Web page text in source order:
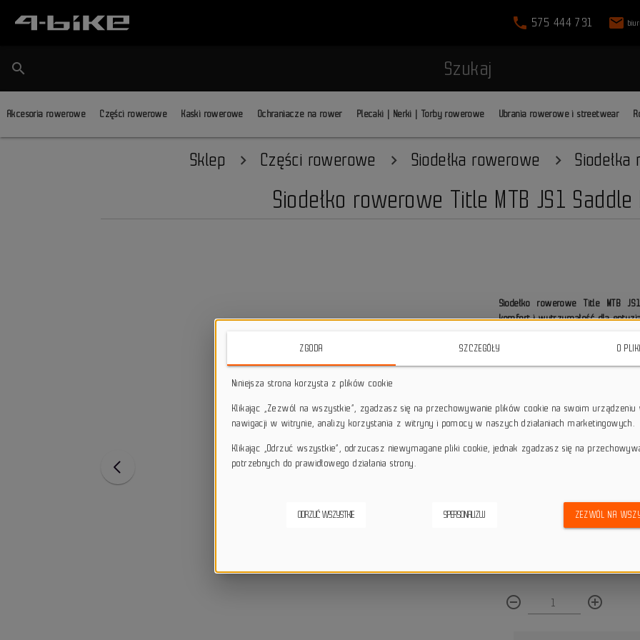
phone 575 444 731 mail
search Szukaj
Akcesoria rowerowe Części rowerowe Kaski rowerowe Ochraniacze na rower Plecaki | Nerki | Torby rowerowe Ubrania rowerowe i streetwear
Sklep Części rowerowe Siodełka rowerowe
Siodełko rowerowe Title MTB JS1
Siodełko rowerowe Title MTB
komfort i wytrzymałość dla
materiałów, idealnie nadaje
freeride.
local_shipping Darmowa dostawa przy
remove_circle_outline add_circle_outline
ZGODA SZCZEGÓŁY O
Niniejsza strona korzysta z plików cookie
Klikając „Zezwól na wszystkie”, zgadzasz się na przechowywanie plików cookie na swoim urządzeniu
nawigacji w witrynie, analizy korzystania z witryny i pomocy w naszych działaniach marketingowych.
Klikając „Odrzuć wszystkie”, odrzucasz niewymagane pliki cookie, jednak zgadzasz się na
potrzebnych do prawidłowego działania strony.
ODRZUĆ WSZYSTKIE SPERSONALIZUJ ZEZWÓL NA